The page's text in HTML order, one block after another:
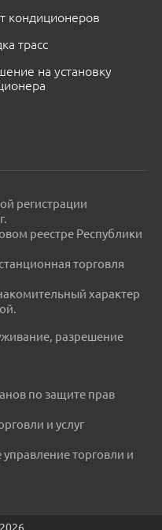
кондиционеров
трасс
на установку
регистрации
реестре Республики
торговля
характер
разрешение
по защите прав
и услуг
управление торговли и